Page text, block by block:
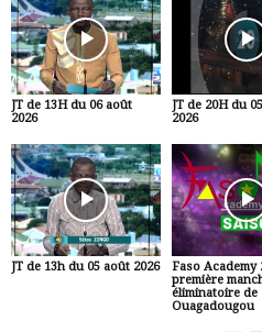
JT de 13H du 06 août
2026
JT de 20H du
2026
JT de 13h du 05 août 2026
Faso Academy
première
éliminatoire de
Ouagadougou